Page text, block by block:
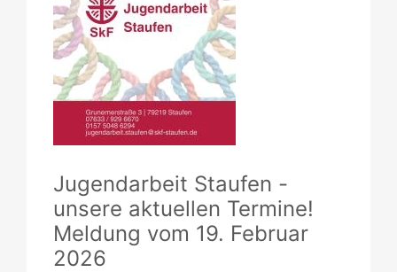
Jugendarbeit Staufen -
unsere aktuellen Termine!
Meldung vom 19. Februar
2026